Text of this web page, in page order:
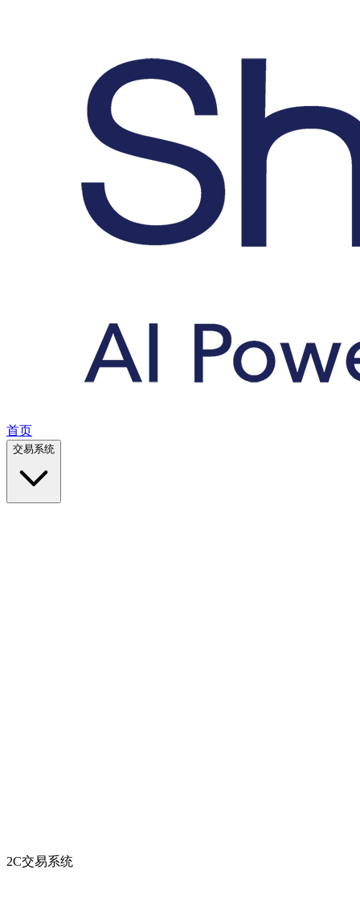
首页
交易系统
2C交易系统